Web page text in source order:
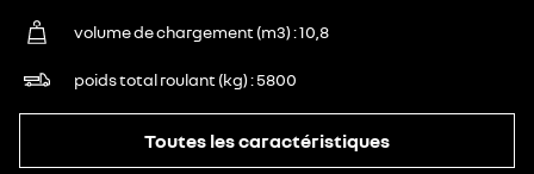
volume de chargement (m3) 10,8
poids total roulant (kg) 5800
Toutes les caractéristiques